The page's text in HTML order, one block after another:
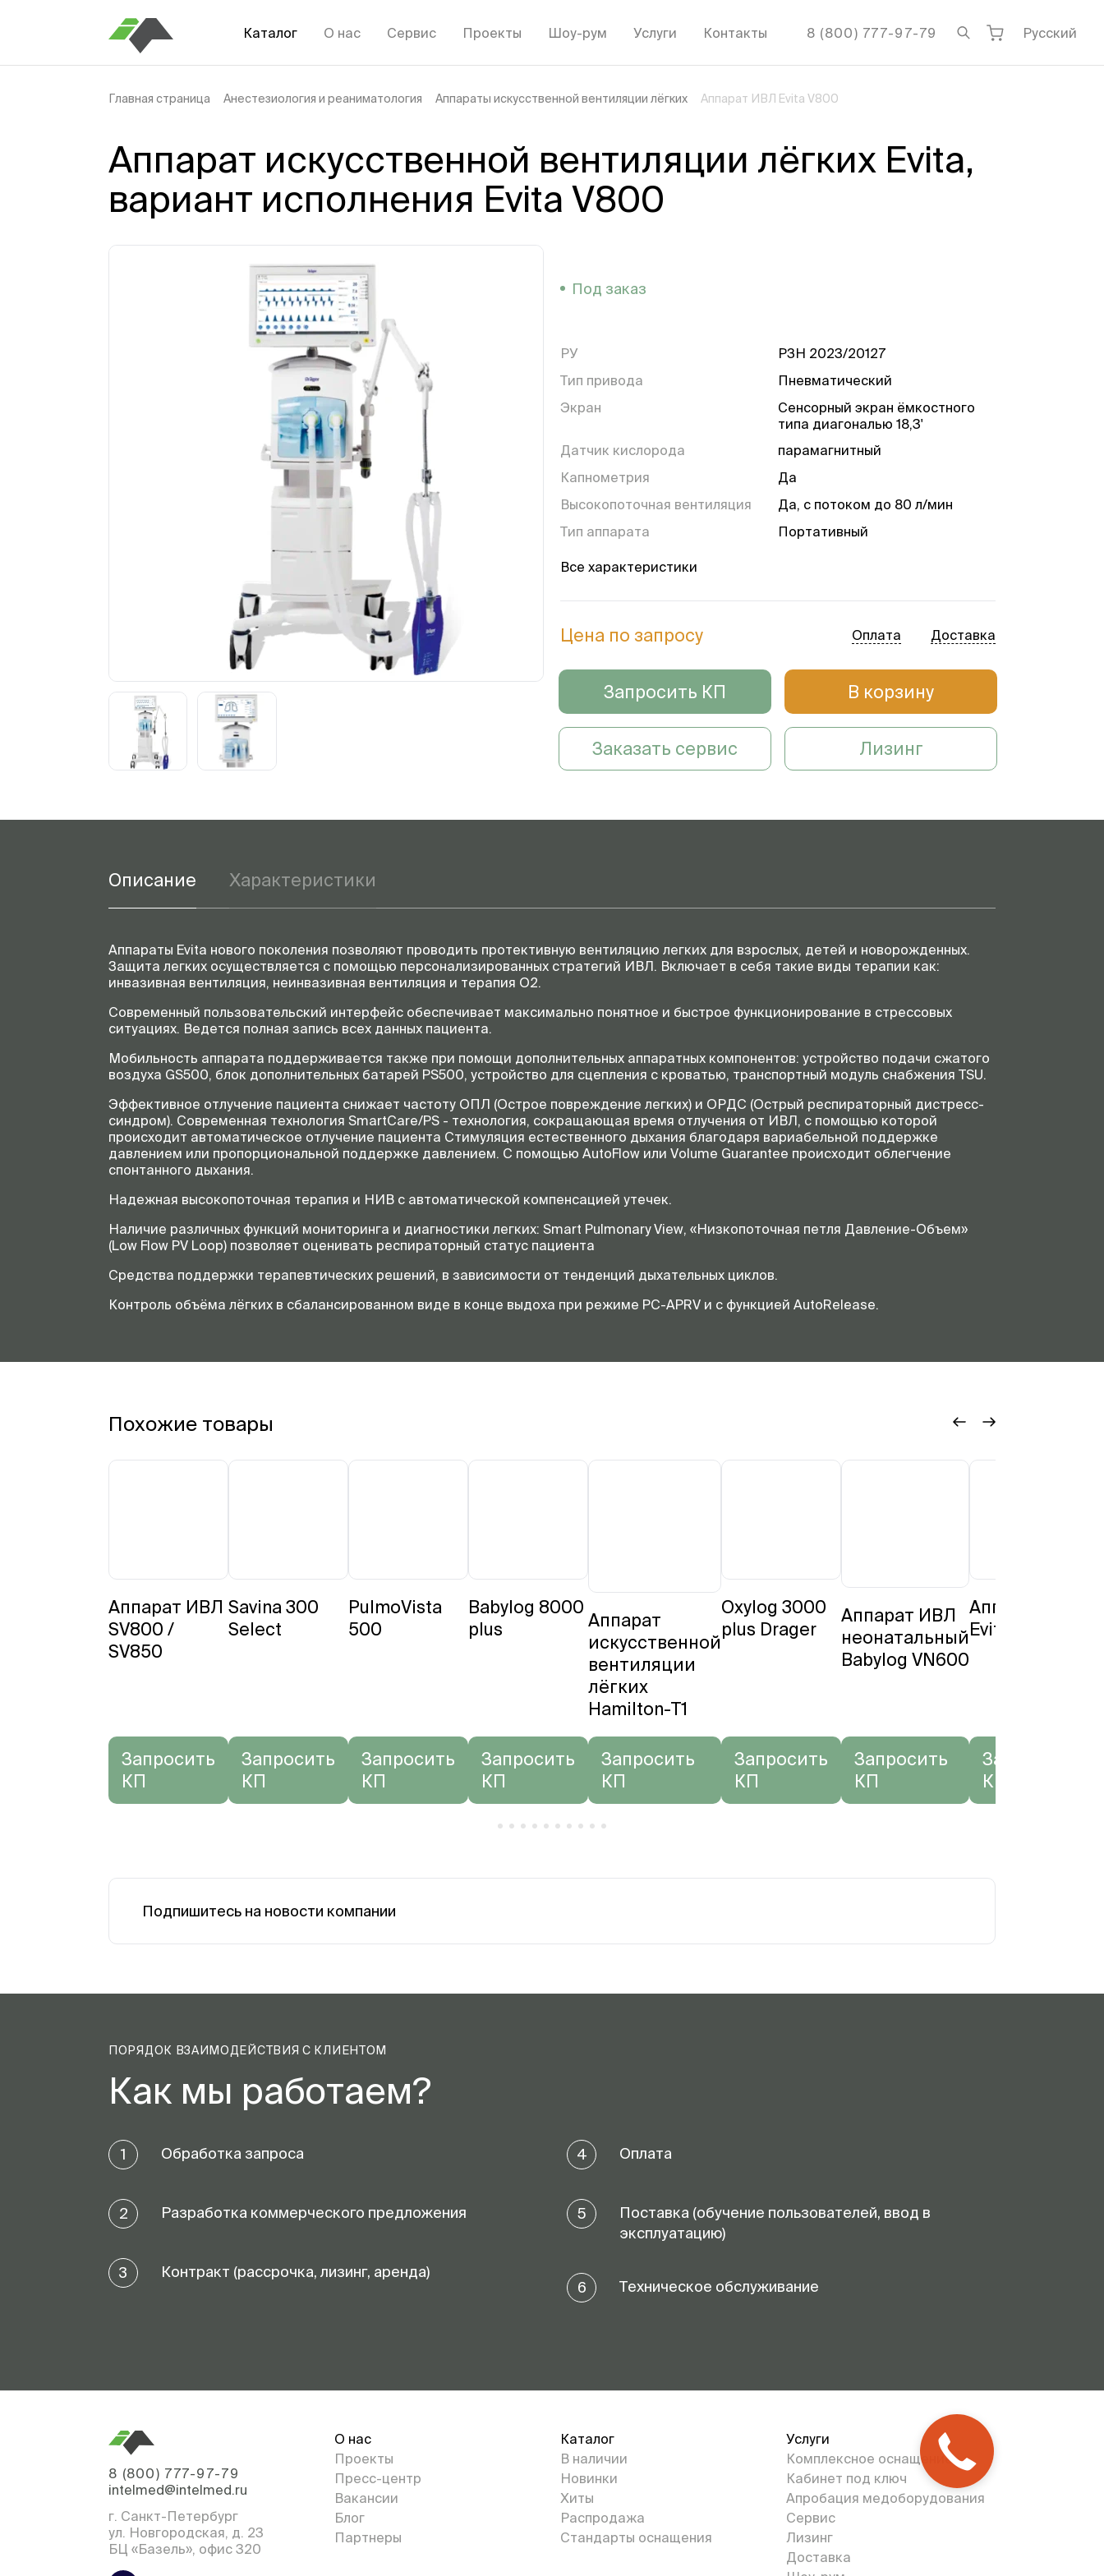
Каталог О нас Сервис Проекты Шоу-рум Услуги Контакты 8 (800) 777-97-79 Русский
Главная страница Анестезиология и реаниматология Аппараты искусственной вентиляции лёгких Аппарат ИВЛ Evita V800
Аппарат искусственной вентиляции лёгких Evita,
вариант исполнения Evita V800
Под заказ
РУ
РЗН 2023/20127
Тип привода
Пневматический
Экран
Сенсорный экран ёмкостного
типа диагональю 18,3'
Датчик кислорода
парамагнитный
Капнометрия
Да
Высокопоточная вентиляция
Да, с потоком до 80 л/мин
Тип аппарата
Портативный
Управление
Поворотный регулятор с
сенсорный дисплей
терапия
Режим вентиляции
Вентиляция с контролем
CMV, VC-MMV), Режим
вентиляции с контролем
давления (PC-SIMV, PC-BIPAP,
дыхания (SPN-CPAP/PS, SPN-
Все характеристики
Цена по запросу Оплата Доставка
Запросить КП В корзину
Заказать сервис Лизинг
Описание Характеристики
Аппараты Evita нового поколения позволяют проводить протективную вентиляцию легких для взрослых, детей и новорожденных.
Защита легких осуществляется с помощью персонализированных стратегий ИВЛ. Включает в себя такие виды терапии как:
инвазивная вентиляция, неинвазивная вентиляция и терапия O2.
Современный пользовательский интерфейс обеспечивает максимально понятное и быстрое функционирование в стрессовых
ситуациях. Ведется полная запись всех данных пациента.
Мобильность аппарата поддерживается также при помощи дополнительных аппаратных компонентов: устройство подачи сжатого
воздуха GS500, блок дополнительных батарей PS500, устройство для сцепления с кроватью, транспортный модуль снабжения TSU.
Эффективное отлучение пациента снижает частоту ОПЛ (Острое повреждение легких) и ОРДС (Острый респираторный дистресс-
синдром). Современная технология SmartCare/PS - технология, сокращающая время отлучения от ИВЛ, с помощью которой
происходит автоматическое отлучение пациента Стимуляция естественного дыхания благодаря вариабельной поддержке
давлением или пропорциональной поддержке давлением. С помощью AutoFlow или Volume Guarantee происходит облегчение
спонтанного дыхания.
Надежная высокопоточная терапия и НИВ с автоматической компенсацией утечек.
Наличие различных функций мониторинга и диагностики легких: Smart Pulmonary View, «Низкопоточная петля Давление-Объем»
(Low Flow PV Loop) позволяет оценивать респираторный статус пациента
Средства поддержки терапевтических решений, в зависимости от тенденций дыхательных циклов.
Контроль объёма лёгких в сбалансированном виде в конце выдоха при режиме PC-APRV и с функцией AutoRelease.
Похожие товары
Аппарат ИВЛ
SV800 /
SV850
Запросить
КП
Savina 300
Select
Запросить
КП
PulmoVista
500
Запросить
КП
Babylog 8000
plus
Запросить
КП
Аппарат
искусственной
вентиляции
лёгких
Hamilton-T1
Запросить
КП
Oxylog 3000
plus Drager
Запросить
КП
Аппарат ИВЛ
неонатальный
Babylog VN600
Запросить
КП
Аппарат ИВЛ
Evita V600
Запросить
КП
Подпишитесь на новости компании
ПОРЯДОК ВЗАИМОДЕЙСТВИЯ С КЛИЕНТОМ
Как мы работаем?
1 Обработка запроса
2 Разработка коммерческого предложения
3 Контракт (рассрочка, лизинг, аренда)
4 Оплата
5
Поставка (обучение пользователей, ввод в
эксплуатацию)
6 Техническое обслуживание
8 (800) 777-97-79
intelmed@intelmed.ru
г. Санкт-Петербург
ул. Новгородская, д. 23
БЦ «Базель», офис 320
О нас
Проекты
Пресс-центр
Вакансии
Блог
Партнеры
Каталог
В наличии
Новинки
Хиты
Распродажа
Стандарты оснащения
Услуги
Комплексное оснащение
Кабинет под ключ
Апробация медоборудования
Сервис
Лизинг
Доставка